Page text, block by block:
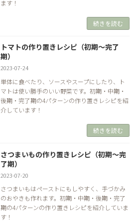
ます！
続きを読む
トマトの作り置きレシピ（初期～完了
期）
2023-07-24
単体に食べたり、ソースやスープにしたり、ト
マトは使い勝手のいい野菜です。初期・中期・
後期・完了期の4パターンの作り置きレシピを紹
介しています！
続きを読む
さつまいもの作り置きレシピ（初期～完
了期）
2023-07-20
さつまいもはペーストにもしやすく、手づかみ
のおやきも作れます。初期・中期・後期・完了
期の4パターンの作り置きレシピを紹介していま
す！